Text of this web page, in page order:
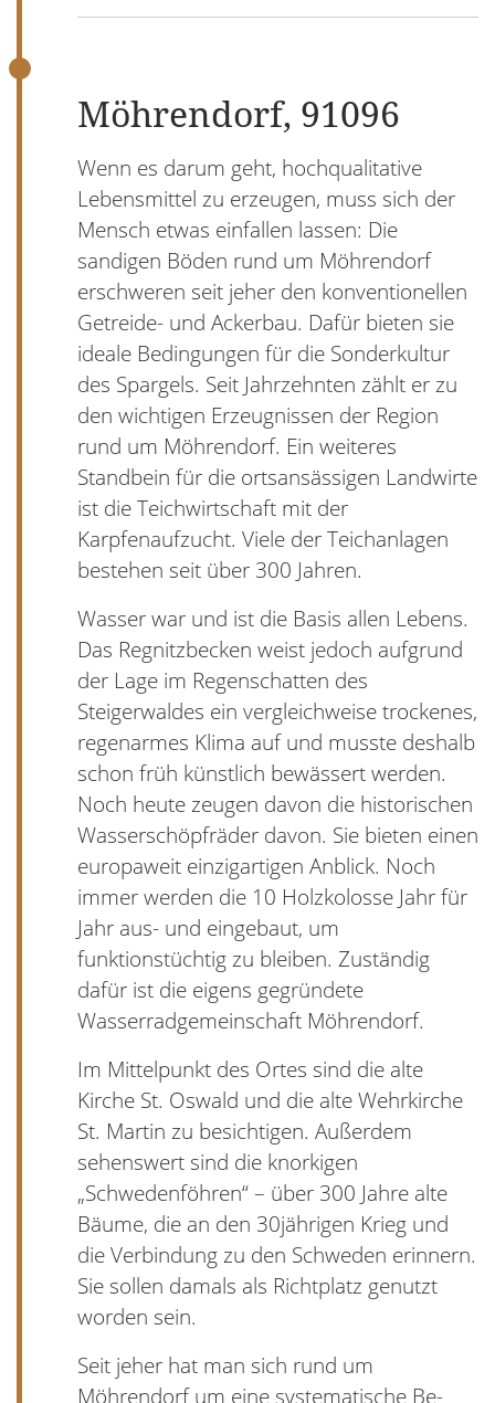
Möhrendorf, 91096
Wenn es darum geht, hochqualitative
Lebensmittel zu erzeugen, muss sich der
Mensch etwas einfallen lassen: Die
sandigen Böden rund um Möhrendorf
erschweren seit jeher den konventionellen
Getreide- und Ackerbau. Dafür bieten sie
ideale Bedingungen für die Sonderkultur
des Spargels. Seit Jahrzehnten zählt er zu
den wichtigen Erzeugnissen der Region
rund um Möhrendorf. Ein weiteres
Standbein für die ortsansässigen Landwirte
ist die Teichwirtschaft mit der
Karpfenaufzucht. Viele der Teichanlagen
bestehen seit über 300 Jahren.
Wasser war und ist die Basis allen Lebens.
Das Regnitzbecken weist jedoch aufgrund
der Lage im Regenschatten des
Steigerwaldes ein vergleichweise trockenes,
regenarmes Klima auf und musste deshalb
schon früh künstlich bewässert werden.
Noch heute zeugen davon die historischen
Wasserschöpfräder davon. Sie bieten einen
europaweit einzigartigen Anblick. Noch
immer werden die 10 Holzkolosse Jahr für
Jahr aus- und eingebaut, um
funktionstüchtig zu bleiben. Zuständig
dafür ist die eigens gegründete
Wasserradgemeinschaft Möhrendorf.
Im Mittelpunkt des Ortes sind die alte
Kirche St. Oswald und die alte Wehrkirche
St. Martin zu besichtigen. Außerdem
sehenswert sind die knorkigen
„Schwedenföhren“ – über 300 Jahre alte
Bäume, die an den 30jährigen Krieg und
die Verbindung zu den Schweden erinnern.
Sie sollen damals als Richtplatz genutzt
worden sein.
Seit jeher hat man sich rund um
Möhrendorf um eine systematische Be-